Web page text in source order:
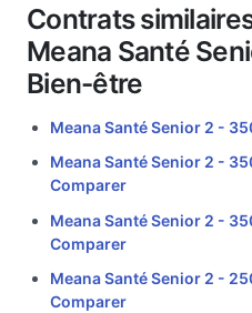
Contrats
Meana Santé
Bien-être
Meana Santé Senior 2 -
Meana Santé Senior 2 -
Comparer
Meana Santé Senior 2 -
Comparer
Meana Santé Senior 2 -
Comparer